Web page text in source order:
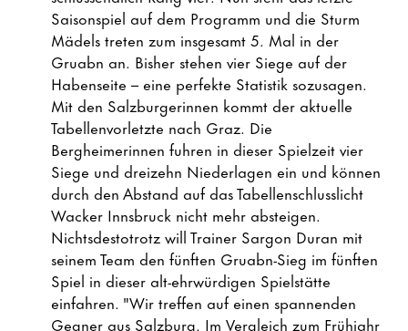
Saisonspiel auf dem Programm und die Sturm
Mädels treten zum insgesamt 5. Mal in der
Gruabn an. Bisher stehen vier Siege auf der
Habenseite – eine perfekte Statistik sozusagen.
Mit den Salzburgerinnen kommt der aktuelle
Tabellenvorletzte nach Graz. Die
Bergheimerinnen fuhren in dieser Spielzeit vier
Siege und dreizehn Niederlagen ein und können
durch den Abstand auf das Tabellenschlusslicht
Wacker Innsbruck nicht mehr absteigen.
Nichtsdestotrotz will Trainer Sargon Duran mit
seinem Team den fünften Gruabn-Sieg im fünften
Spiel in dieser alt-ehrwürdigen Spielstätte
einfahren. "Wir treffen auf einen spannenden
Gegner aus Salzburg. Im Vergleich zum Frühjahr